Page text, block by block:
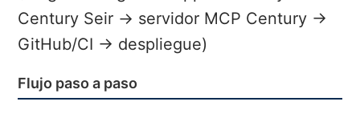
Century Seir → servidor MCP Century →
GitHub/CI → despliegue)
Flujo paso a paso